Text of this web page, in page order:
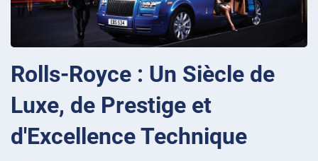
Rolls-Royce : Un Siècle de
Luxe, de Prestige et
d'Excellence Technique